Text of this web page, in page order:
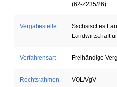
(62-Z235/26)
Vergabestelle
Sächsisches
Landwirtschaft
Verfahrensart Freihändige
Rechtsrahmen VOL/VgV